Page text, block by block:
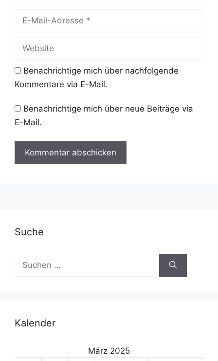
Mail-
Benachrichtige mich über nachfolgende
Kommentare via E-Mail.
Benachrichtige mich über neue Beiträge via
E-Mail.
n
Suche
nach:
Kalender
März 2025